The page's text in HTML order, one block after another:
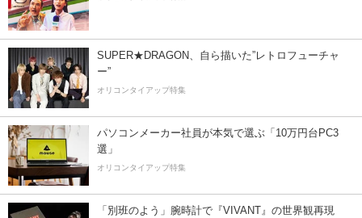
SUPER★DRAGON、自ら描いた”レトロフューチャ
ー”
オリコンタイアップ特集
パソコンメーカー社員が本気で選ぶ「10万円台PC3
選」
オリコンタイアップ特集
「別班のよう」腕時計で『VIVANT』の世界観再現